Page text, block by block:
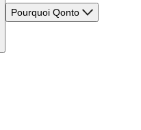
Pourquoi Qonto